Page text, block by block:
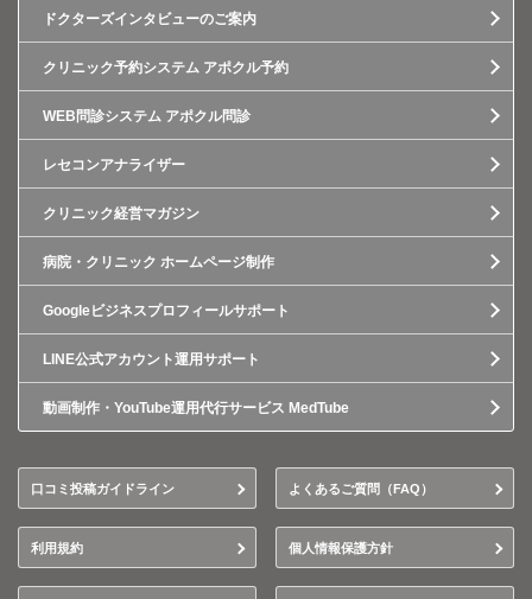
ドクターズインタビューのご案内
クリニック予約システム アポクル予約
WEB問診システム アポクル問診
レセコンアナライザー
クリニック経営マガジン
病院・クリニック ホームページ制作
Googleビジネスプロフィールサポート
LINE公式アカウント運用サポート
動画制作・YouTube運用代行サービス MedTube
口コミ投稿ガイドライン よくあるご質問（FAQ）
利用規約 個人情報保護方針